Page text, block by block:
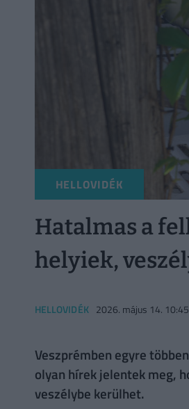
HELLOVIDÉK
Hatalmas a
helyiek,
HELLOVIDÉK 2026. május 14. 10:45
Veszprémben egyre
olyan hírek jelentek meg,
veszélybe kerülhet.